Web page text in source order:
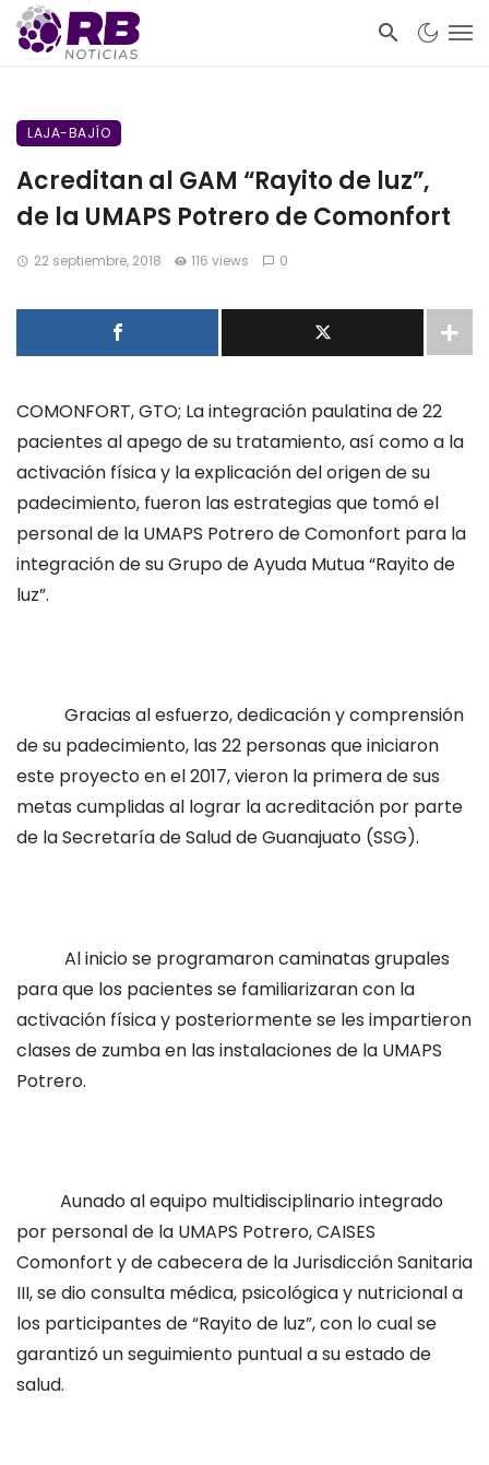
LAJA-BAJÍO
Acreditan al GAM “Rayito de luz”,
de la UMAPS Potrero de Comonfort
22 septiembre, 2018 116 views 0
COMONFORT, GTO; La integración paulatina de 22
pacientes al apego de su tratamiento, así como a la
activación física y la explicación del origen de su
padecimiento, fueron las estrategias que tomó el
personal de la UMAPS Potrero de Comonfort para la
integración de su Grupo de Ayuda Mutua “Rayito de
luz”.
Gracias al esfuerzo, dedicación y comprensión
de su padecimiento, las 22 personas que iniciaron
este proyecto en el 2017, vieron la primera de sus
metas cumplidas al lograr la acreditación por parte
de la Secretaría de Salud de Guanajuato (SSG).
Al inicio se programaron caminatas grupales
para que los pacientes se familiarizaran con la
activación física y posteriormente se les impartieron
clases de zumba en las instalaciones de la UMAPS
Potrero.
Aunado al equipo multidisciplinario integrado
por personal de la UMAPS Potrero, CAISES
Comonfort y de cabecera de la Jurisdicción Sanitaria
III, se dio consulta médica, psicológica y nutricional a
los participantes de “Rayito de luz”, con lo cual se
garantizó un seguimiento puntual a su estado de
salud.